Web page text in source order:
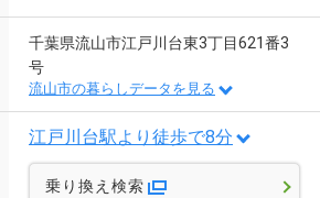
千葉県流山市江戸川台東3丁目621番3
号
流山市の暮らしデータを見る
江戸川台駅より徒歩で8分
乗り換え検索